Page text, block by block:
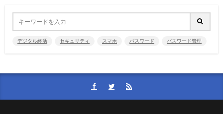
デジタル終活 セキュリティ スマホ パスワード パスワード管理